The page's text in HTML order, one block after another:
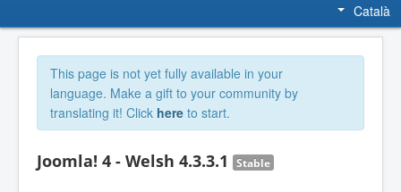
Català
This page is not yet fully available in your
language. Make a gift to your community by
translating it! Click here to start.
Joomla! 4 - Welsh 4.3.3.1 Stable